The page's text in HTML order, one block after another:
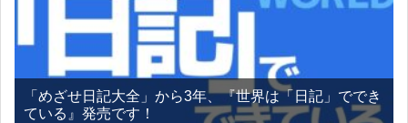
「めざせ日記大全」から3年、『世界は「日記」ででき
ている』発売です！